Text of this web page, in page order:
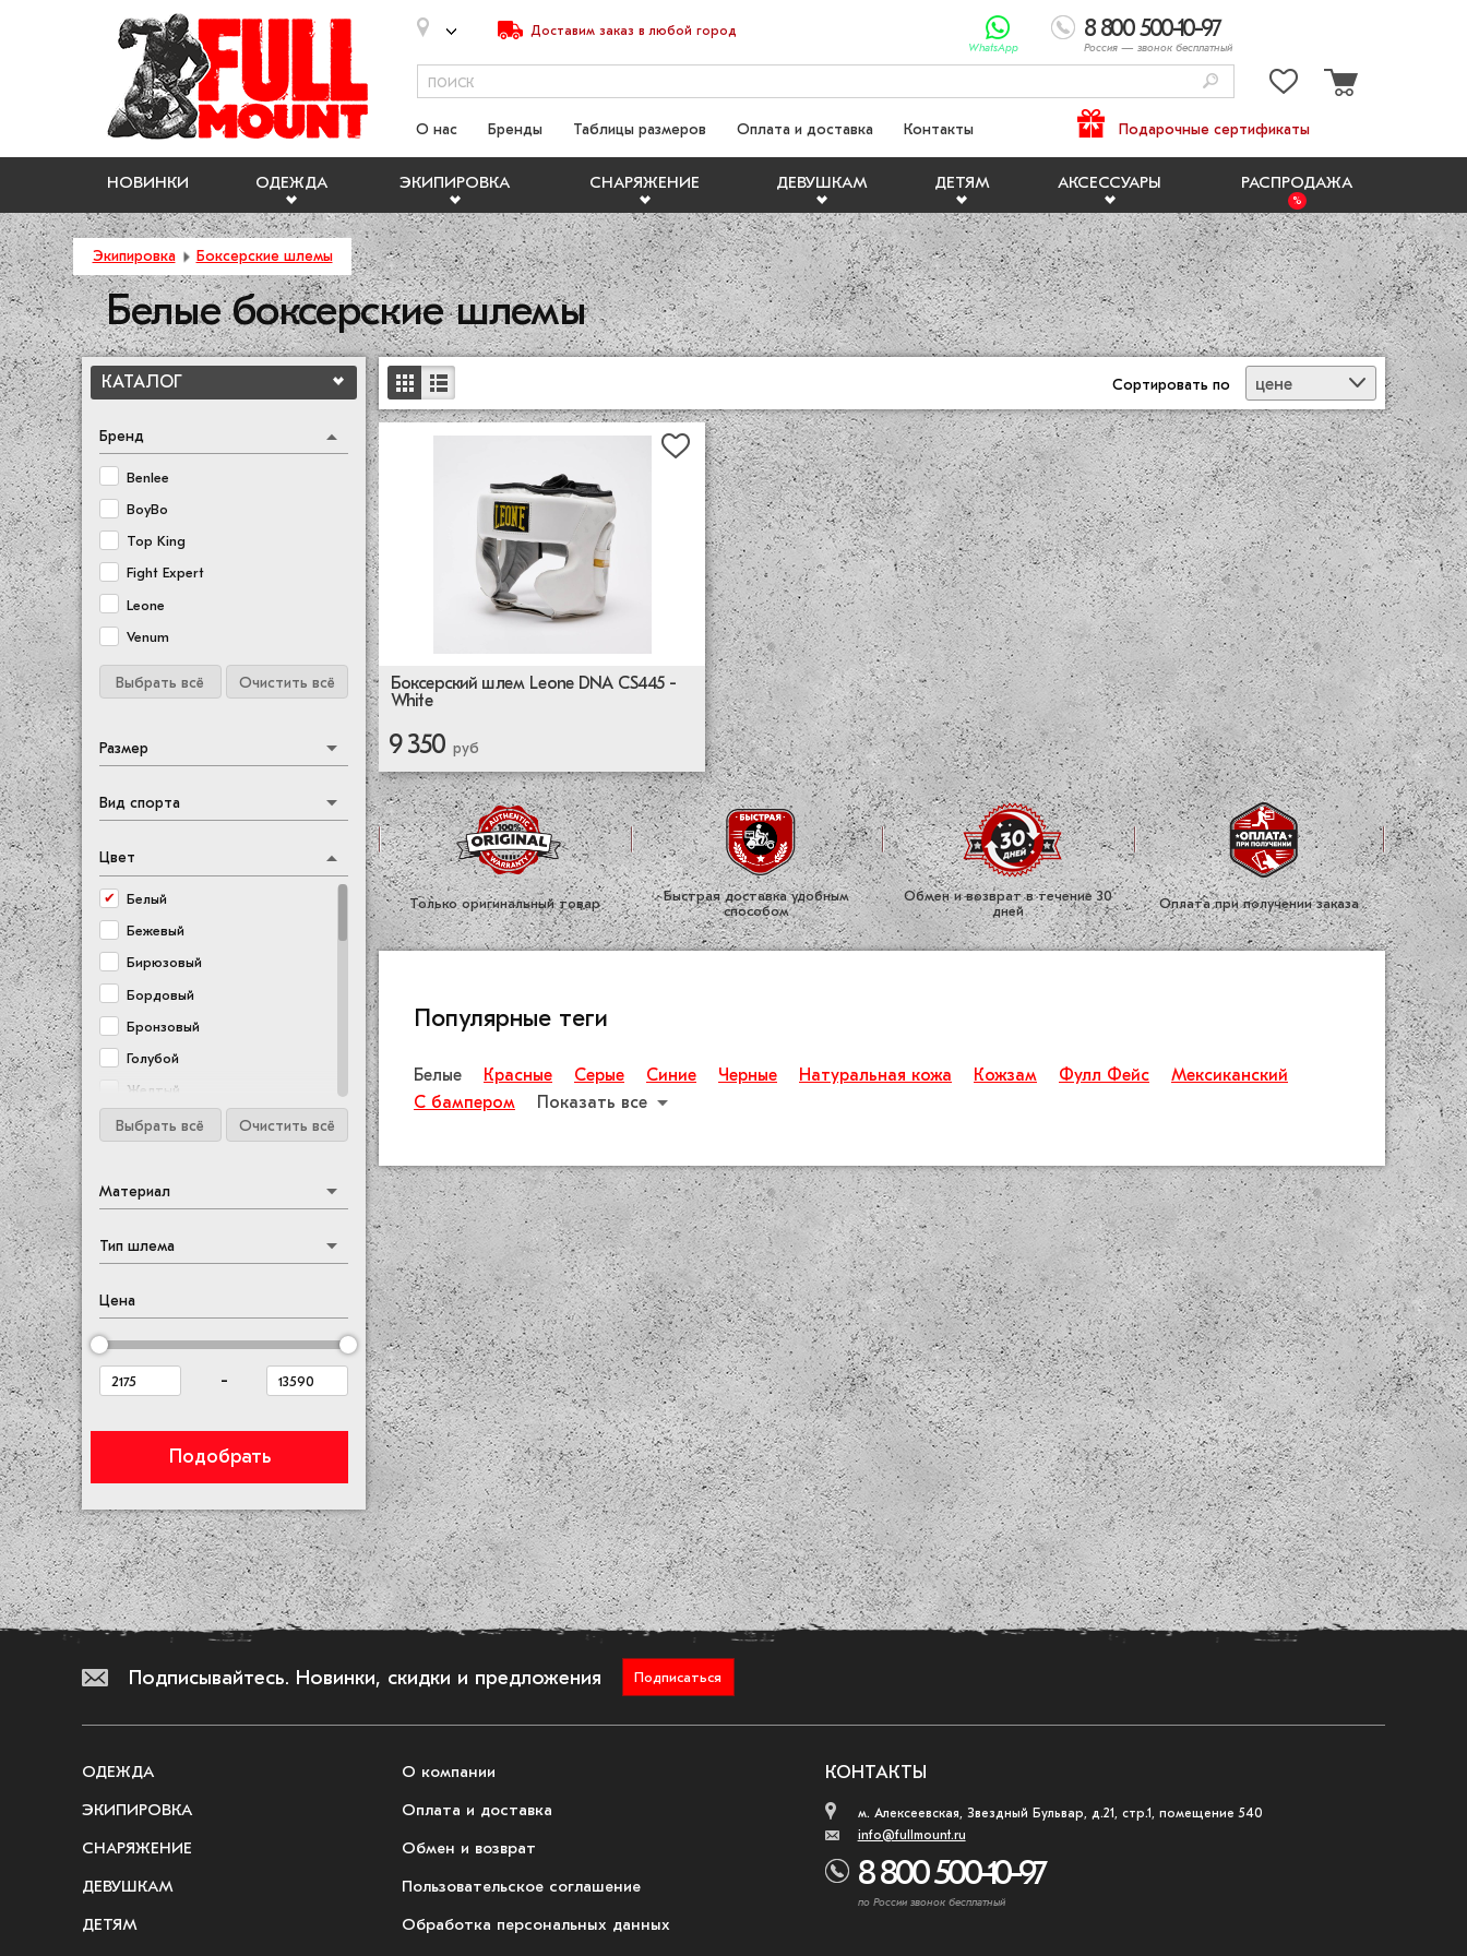
Доставим заказ в любой город 8 800 500-10-97
Россия — звонок бесплатный
WhatsApp
НОВИНКИ ОДЕЖДА ЭКИПИРОВКА СНАРЯЖЕНИЕ ДЕВУШКАМ ДЕТЯМ АКСЕССУАРЫ РАСПРОДАЖА
О нас Бренды Таблицы размеров Оплата и доставка Контакты Подарочные сертификаты
Экипировка Боксерские шлемы
Белые боксерские шлемы
КАТАЛОГ
Бренд
Benlee
BoyBo
Top King
Fight Expert
Leone
Venum
Выбрать всё Очистить всё
Размер
Вид спорта
Цвет
Белый
Бежевый
Бирюзовый
Бордовый
Бронзовый
Голубой
Желтый
Зеленый
Коричневый
Мультиколор
Оранжевый
Прозрачный
Розовый
Темно-серый
Фиолетовый
Хаки
Черный
Выбрать всё Очистить всё
Материал
Тип шлема
Цена
-
Подобрать
Сортировать по цене
Боксерский шлем Leone DNA CS445 -
White
9 350 руб
Только ориги­нальный товар
Быстрая доставка удобным
способом
Обмен и возврат в течение 30
дней
Оплата при получении заказа
Популярные теги
Белые Красные Серые Синие Черные Натуральная кожа Кожзам Фулл Фейс
Мексиканский
С бампером
Показать все
Подписывайтесь. Новинки, скидки и предложения Подписаться
КОНТАКТЫ
м. Алексеевская, Звездный Бульвар, д.21, стр.1, помещение 540
info@fullmount.ru
8 800 500-10-97
по России звонок бесплатный
ОДЕЖДА
ЭКИПИРОВКА
СНАРЯЖЕНИЕ
ДЕВУШКАМ
ДЕТЯМ
О компании
Оплата и доставка
Обмен и возврат
Пользовательское соглашение
Обработка персональных данных